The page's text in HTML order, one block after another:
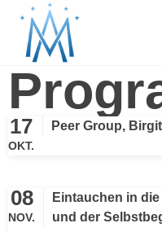
17
OKT.
Peer Group,
08
NOV.
Eintauchen in
und der